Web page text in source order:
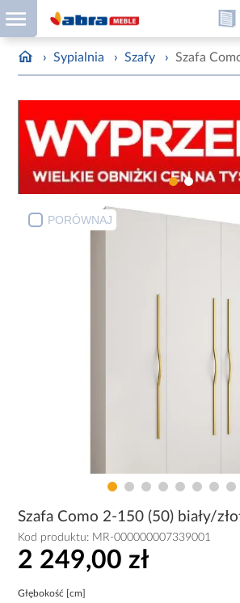
› Sypialnia › Szafy › Szafa
PORÓWNAJ
Szafa Como 2-150 (50) biały/
Kod produktu: MR-000000007339001
2 249,00 zł
Głębokość [cm]